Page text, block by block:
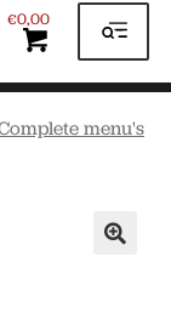
€0,00
menu's